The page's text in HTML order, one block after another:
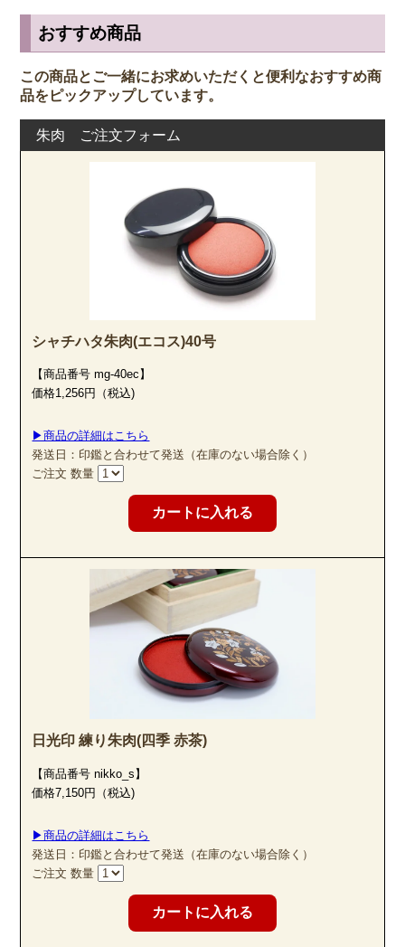
おすすめ商品
この商品とご一緒にお求めいただくと便利なおすすめ商
品をピックアップしています。
朱肉 ご注文フォーム
シャチハタ朱肉(エコス)40号
【商品番号 mg-40ec】
価格1,256円（税込)
▶商品の詳細はこちら
発送日：印鑑と合わせて発送（在庫のない場合除く）
ご注文 数量
日光印 練り朱肉(四季 赤茶)
【商品番号 nikko_s】
価格7,150円（税込)
▶商品の詳細はこちら
発送日：印鑑と合わせて発送（在庫のない場合除く）
ご注文 数量